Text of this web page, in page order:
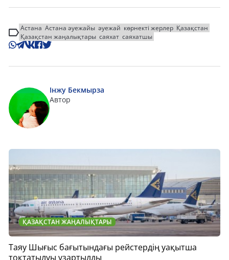
Астана Астана әуежайы әуежай көрнекті жерлер Қазақстан
Қазақстан жаңалықтары саяхат саяхатшы
Інжу Бекмырза
Автор
ҚАЗАҚСТАН ЖАҢАЛЫҚТАРЫ
Таяу Шығыс бағытындағы рейстердің уақытша
тоқтатылуы ұзартылды